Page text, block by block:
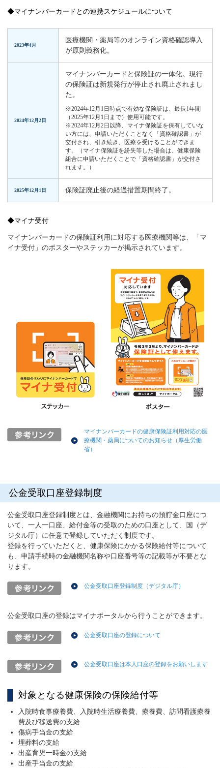
◆マイナンバーカードとの連携スケジュールについて
2023年4月
医療機関・薬局等のオンライン資格確認導入
が原則義務化。
2024年12月2日
マイナンバーカードと保険証の一体化。現行
の保険証は新規発行が停止され廃止されまし
た。
※2024年12月1日時点で有効な保険証は、最長1年間
（2025年12月1日まで）使用可能です。
※2024年12月2日以降、マイナ保険証を保有していな
い方には、申請いただくことなく「資格確認書」が
交付され、引き続き、医療を受けることができま
す。（マイナ保険証を紛失等した場合は、健康保険
組合に申請いただくことで「資格確認書」が交付さ
れます。）
2025年12月1日 保険証廃止後の経過措置期間終了。
◆マイナ受付
マイナンバーカードの保険証利用に対応する医療機関等は、「マ
イナ受付」のポスターやステッカーが掲示されています。
マイナンバーカードの健康保険証利用対応の医
療機関・薬局についてのお知らせ（厚生労働
省）
公金受取口座登録制度
公金受取口座登録制度とは、金融機関にお持ちの預貯金口座につ
いて、一人一口座、給付金等の受取のための口座として、国（デ
ジタル庁）に任意で登録していただく制度です。
登録を行っていただくと、健康保険にかかる保険給付等について
も、申請手続時の金融機関名称や口座番号等の記載等が不要とな
ります。
公金受取口座登録制度（デジタル庁）
公金受取口座の登録はマイナポータルから行うことができます。
公金受取口座の登録について
公金受取口座は本人口座の登録をお願いします
対象となる健康保険の保険給付等
入院時食事療養費、入院時生活療養費、療養費、訪問看護療養
費及び移送費の支給
傷病手当金の支給
埋葬料の支給
出産育児一時金の支給
出産手当金の支給